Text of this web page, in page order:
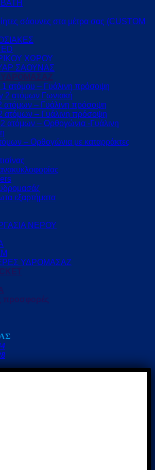
σάουνες στα μέτρα σας (CUSTOM
ΧΩΡΟΥ
ΣΑΟΥΝΑΣ
ΥΔΡΟΜΑΣΑΖ
ατόμου – Γυάλινη πρόσοψη
2 ατόμων Γωνιακή
ατόμων – Γυάλινη πρόσοψη
ατόμων – Γυάλινη πρόσοψη
ατόμων – Ορθογώνια -Γυάλινη
– Ορθογώνια με καταρράκτες
εξαρτήματα
ΝΕΡΟΥ
ΥΔΡΟΜΑΣΑΖ
προσφορές